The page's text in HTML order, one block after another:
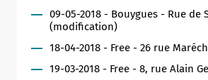
09-05-2018 - Bouygues - Rue de
(modification)
18-04-2018 - Free - 26 rue
19-03-2018 - Free - 8, rue Alain